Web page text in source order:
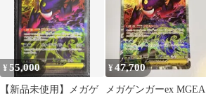
¥55,000
【新品未使用】メガゲ
¥47,700
メガゲンガーex MGEA